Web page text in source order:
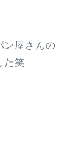
ン屋さんの
た笑